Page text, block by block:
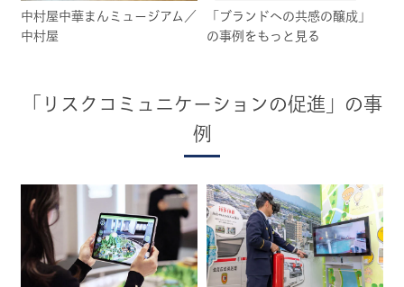
中村屋中華まんミュージアム／
中村屋
「ブランドへの共感の醸成」
の事例をもっと見る
「リスクコミュニケーションの促進」の事
例